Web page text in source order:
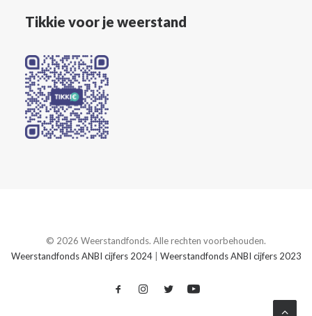
Tikkie voor je weerstand
© 2026 Weerstandfonds. Alle rechten voorbehouden.
Weerstandfonds ANBI cijfers 2024| Weerstandfonds ANBI cijfers 2023